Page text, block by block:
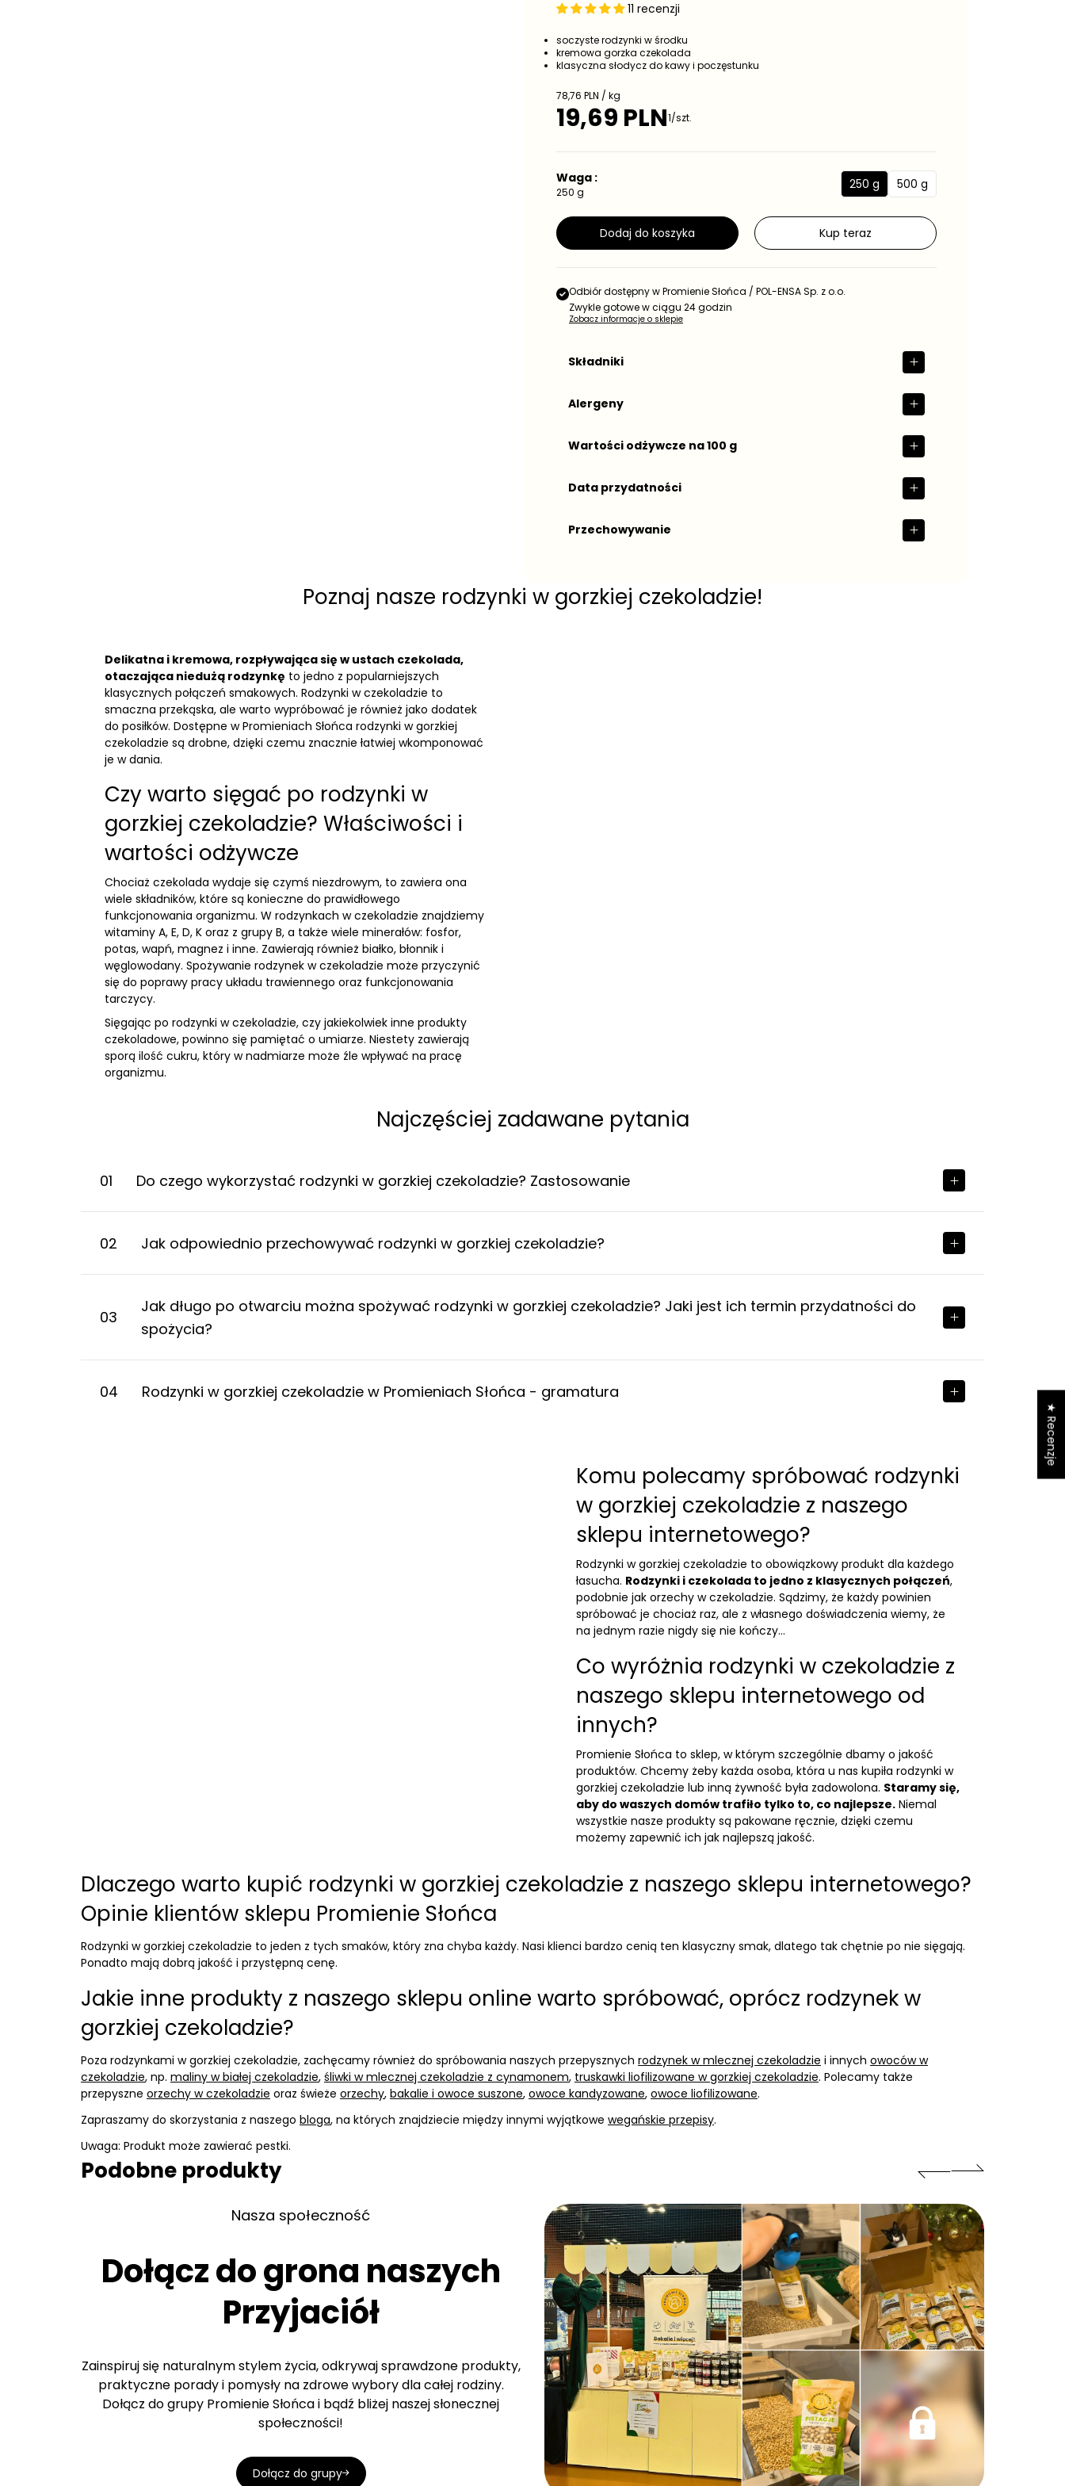
11 recenzji
soczyste rodzynki w środku
kremowa gorzka czekolada
klasyczna słodycz do kawy i poczęstunku
C
e
d
n
o
k
o
a
78,76 PLN / kg
C
n
r
e
u
l
r
a
19,69 PLN1/szt.
Waga :
250 g
2
g
250 g
5
500 g
Dodaj do koszyka Kup teraz
Odbiór dostępny wPromienie Słońca / POL-ENSA Sp. z o.o.
Zwykle gotowe w ciągu 24 godzin
Zobacz informacje o sklepie
Składniki
Alergeny
Wartości odżywcze na 100 g
Data przydatności
Przechowywanie
Poznaj nasze rodzynki w gorzkiej czekoladzie!
Delikatna i kremowa, rozpływająca się w ustach czekolada,
otaczająca niedużą rodzynkę to jedno z popularniejszych
klasycznych połączeń smakowych. Rodzynki w czekoladzie to
smaczna przekąska, ale warto wypróbować je również jako dodatek
do posiłków. Dostępne w Promieniach Słońca rodzynki w gorzkiej
czekoladzie są drobne, dzięki czemu znacznie łatwiej wkomponować
je w dania.
Czy warto sięgać po rodzynki w
gorzkiej czekoladzie? Właściwości i
wartości odżywcze
Chociaż czekolada wydaje się czymś niezdrowym, to zawiera ona
wiele składników, które są konieczne do prawidłowego
funkcjonowania organizmu. W rodzynkach w czekoladzie znajdziemy
witaminy A, E, D, K oraz z grupy B, a także wiele minerałów: fosfor,
potas, wapń, magnez i inne. Zawierają również białko, błonnik i
węglowodany. Spożywanie rodzynek w czekoladzie może przyczynić
się do poprawy pracy układu trawiennego oraz funkcjonowania
tarczycy.
Sięgając po rodzynki w czekoladzie, czy jakiekolwiek inne produkty
czekoladowe, powinno się pamiętać o umiarze. Niestety zawierają
sporą ilość cukru, który w nadmiarze może źle wpływać na pracę
organizmu.
Najczęściej zadawane pytania
01 Do czego wykorzystać rodzynki w gorzkiej czekoladzie? Zastosowanie
02 Jak odpowiednio przechowywać rodzynki w gorzkiej czekoladzie?
03
Jak długo po otwarciu można spożywać rodzynki w gorzkiej czekoladzie? Jaki jest ich termin przydatności do
spożycia?
04 Rodzynki w gorzkiej czekoladzie w Promieniach Słońca - gramatura
Komu polecamy spróbować rodzynki
w gorzkiej czekoladzie z naszego
sklepu internetowego?
Rodzynki w gorzkiej czekoladzie to obowiązkowy produkt dla każdego
łasucha. Rodzynki i czekolada to jedno z klasycznych połączeń,
podobnie jak orzechy w czekoladzie. Sądzimy, że każdy powinien
spróbować je chociaż raz, ale z własnego doświadczenia wiemy, że
na jednym razie nigdy się nie kończy…
Co wyróżnia rodzynki w czekoladzie z
naszego sklepu internetowego od
innych?
Promienie Słońca to sklep, w którym szczególnie dbamy o jakość
produktów. Chcemy żeby każda osoba, która u nas kupiła rodzynki w
gorzkiej czekoladzie lub inną żywność była zadowolona. Staramy się,
aby do waszych domów trafiło tylko to, co najlepsze. Niemal
wszystkie nasze produkty są pakowane ręcznie, dzięki czemu
możemy zapewnić ich jak najlepszą jakość.
Dlaczego warto kupić rodzynki w gorzkiej czekoladzie z naszego sklepu internetowego?
Opinie klientów sklepu Promienie Słońca
Rodzynki w gorzkiej czekoladzie to jeden z tych smaków, który zna chyba każdy. Nasi klienci bardzo cenią ten klasyczny smak, dlatego tak chętnie po nie sięgają.
Ponadto mają dobrą jakość i przystępną cenę.
Jakie inne produkty z naszego sklepu online warto spróbować, oprócz rodzynek w
gorzkiej czekoladzie?
Poza rodzynkami w gorzkiej czekoladzie, zachęcamy również do spróbowania naszych przepysznych rodzynek w mlecznej czekoladzie i innych owoców w
czekoladzie, np. maliny w białej czekoladzie, śliwki w mlecznej czekoladzie z cynamonem, truskawki liofilizowane w gorzkiej czekoladzie. Polecamy także
przepyszne orzechy w czekoladzie oraz świeże orzechy, bakalie i owoce suszone, owoce kandyzowane, owoce liofilizowane.
Zapraszamy do skorzystania z naszego bloga, na których znajdziecie między innymi wyjątkowe wegańskie przepisy.
Uwaga: Produkt może zawierać pestki.
Podobne produkty
Nasza społeczność
Dołącz do grona naszych
Przyjaciół
Zainspiruj się naturalnym stylem życia, odkrywaj sprawdzone produkty,
praktyczne porady i pomysły na zdrowe wybory dla całej rodziny.
Dołącz do grupy Promienie Słońca i bądź bliżej naszej słonecznej
społeczności!
Dołącz do grupy
★ Recenzje